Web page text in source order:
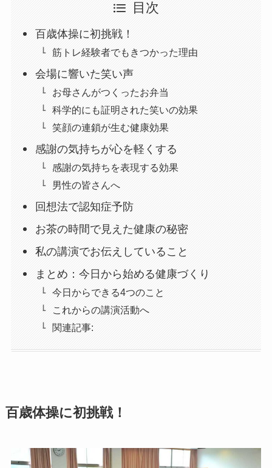
目次
百歳体操に初挑戦！
筋トレ経験者でもきつかった理由
会場に響いた笑い声
お母さんがつくったお弁当
科学的にも証明された笑いの効果
笑顔の連鎖が生む健康効果
感謝の気持ちが心を軽くする
感謝の気持ちを表現する効果
男性の皆さんへ
回想法で認知症予防
お茶の時間で見えた健康の秘密
私の講演でお伝えしていること
まとめ：今日から始める健康づくり
今日からできる4つのこと
これからの講演活動へ
関連記事:
百歳体操に初挑戦！